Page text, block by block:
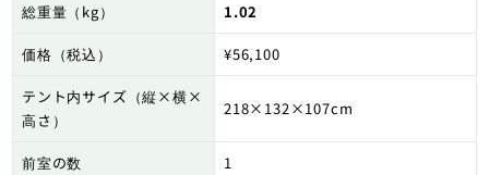
総重量（kg） 1.02
価格（税込） ¥56,100
テント内サイズ（縦×横×
高さ）
218×132×107cm
前室の数 1